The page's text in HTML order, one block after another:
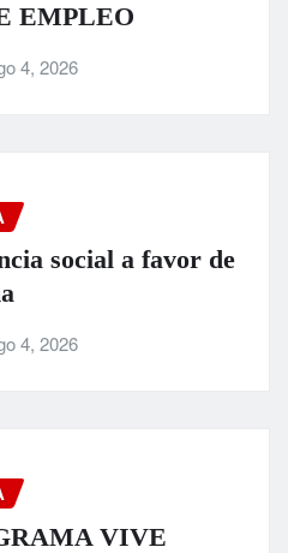
EMPLEO
4, 2026
social a favor de
4, 2026
VIVE